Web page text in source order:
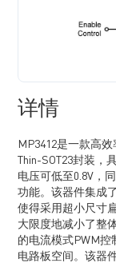
详情
MP3412是一款高
Thin-SOT23封装
电压可低至0.8V，
功能。该器件集成
使得采用超小尺寸
大限度地减小了整
的电流模式PWM控
电路板空间。该器